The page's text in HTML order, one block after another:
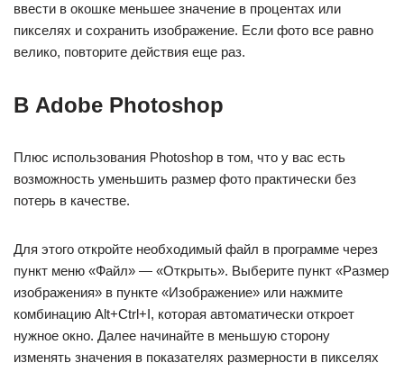
ввести в окошке меньшее значение в процентах или
пикселях и сохранить изображение. Если фото все равно
велико, повторите действия еще раз.
В Adobe Photoshop
Плюс использования Photoshop в том, что у вас есть
возможность уменьшить размер фото практически без
потерь в качестве.
Для этого откройте необходимый файл в программе через
пункт меню «Файл» — «Открыть». Выберите пункт «Размер
изображения» в пункте «Изображение» или нажмите
комбинацию Alt+Ctrl+I, которая автоматически откроет
нужное окно. Далее начинайте в меньшую сторону
изменять значения в показателях размерности в пикселях